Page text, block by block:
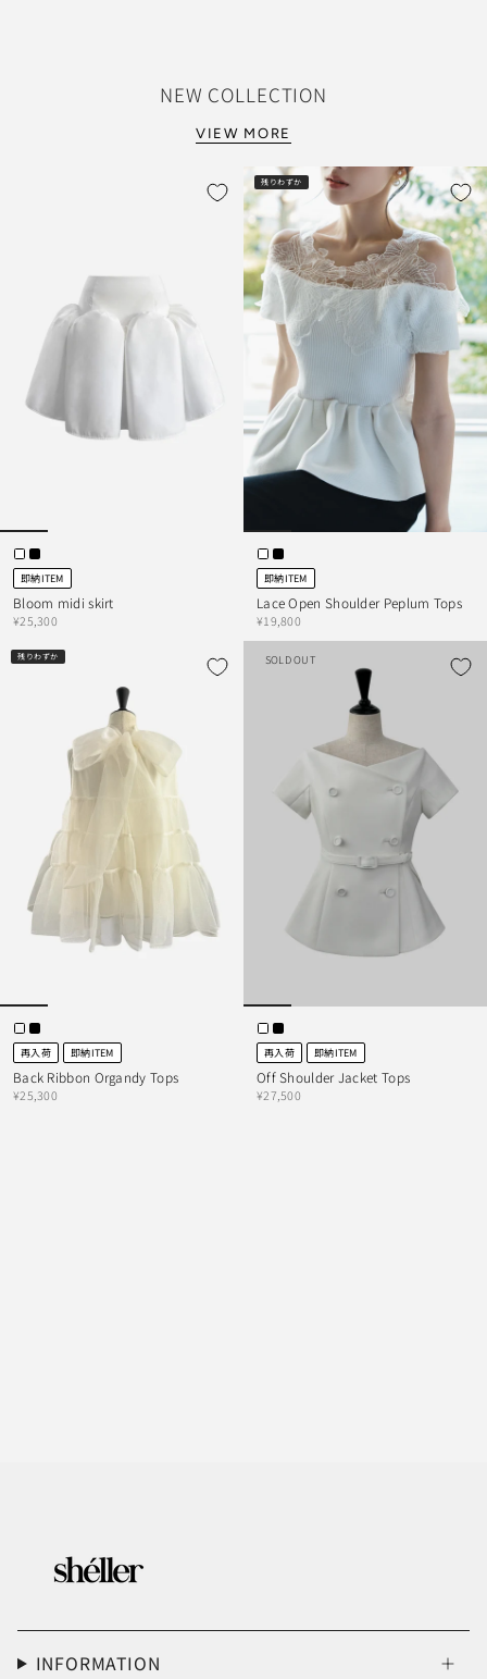
NEW COLLECTION
VIEW MORE
即納ITEM
Bloom midi skirt
¥25,300
残りわずか
即納ITEM
Lace Open Shoulder Peplum Tops
¥19,800
残りわずか
再入荷 即納ITEM
Back Ribbon Organdy Tops
¥25,300
SOLD OUT
再入荷 即納ITEM
Off Shoulder Jacket Tops
¥27,500
INFORMATION